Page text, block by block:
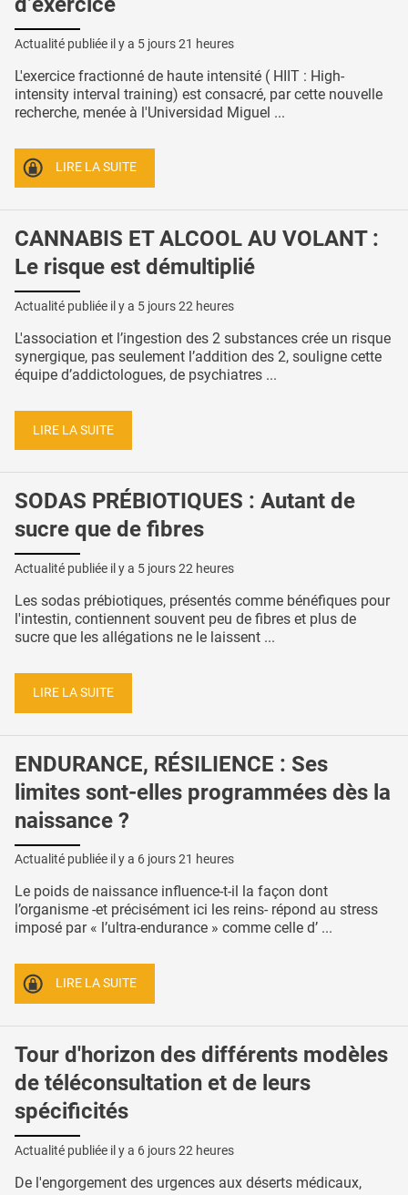
Actualité publiée il y a 5 jours 21 heures
L'exercice fractionné de haute intensité ( HIIT : High-
intensity interval training) est consacré, par cette nouvelle
recherche, menée à l'Universidad Miguel ...
LIRE LA SUITE
CANNABIS ET ALCOOL AU VOLANT :
Le risque est démultiplié
Actualité publiée il y a 5 jours 22 heures
L'association et l’ingestion des 2 substances crée un risque
synergique, pas seulement l’addition des 2, souligne cette
équipe d’addictologues, de psychiatres ...
LIRE LA SUITE
SODAS PRÉBIOTIQUES : Autant de
sucre que de fibres
Actualité publiée il y a 5 jours 22 heures
Les sodas prébiotiques, présentés comme bénéfiques pour
l'intestin, contiennent souvent peu de fibres et plus de
sucre que les allégations ne le laissent ...
LIRE LA SUITE
ENDURANCE, RÉSILIENCE : Ses
limites sont-elles programmées dès la
naissance ?
Actualité publiée il y a 6 jours 21 heures
Le poids de naissance influence-t-il la façon dont
l’organisme -et précisément ici les reins- répond au stress
imposé par « l’ultra-endurance » comme celle d’ ...
LIRE LA SUITE
Tour d'horizon des différents modèles
de téléconsultation et de leurs
spécificités
Actualité publiée il y a 6 jours 22 heures
De l'engorgement des urgences aux déserts médicaux,